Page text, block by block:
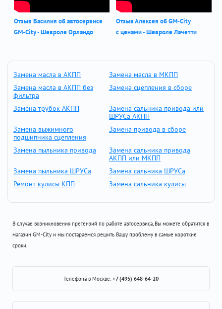
Отзыв Василия об автосервисе
GM-City - Шевроле Орландо
Отзыв Алексея об GM-City
с ценами - Шевроле Лачетти
Замена масла в АКПП
Замена масла в МКПП
Замена масла в АКПП без
фильтра
Замена сцепления в сборе
Замена трубок АКПП
Замена сальника привода или
ШРУСа АКПП
Замена выжимного
подшипника сцепления
Замена привода в сборе
Замена пыльника привода
Замена сальника привода
АКПП или МКПП
Замена пыльника ШРУСа
Замена сальника ШРУСа
Ремонт кулисы КПП
Замена сальника кулисы
В случае возникновения претензий по работе автосервиса, Вы можете обратится в
магазин GM-City и мы постараемся решить Вашу проблему в самые короткие
сроки.
Телефона в Москве:+7 (495) 648-64-20